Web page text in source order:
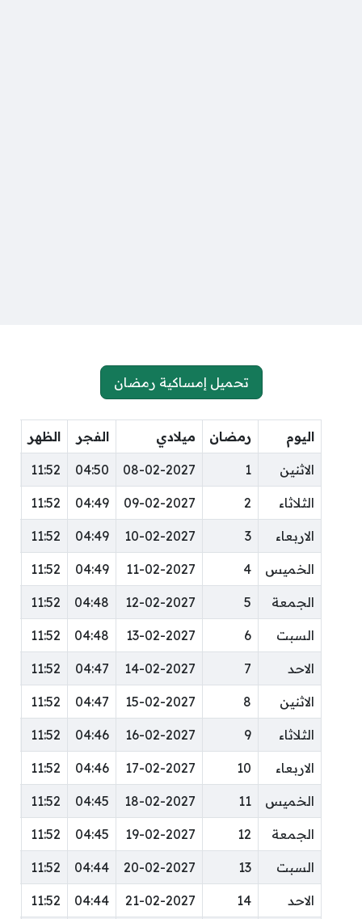
تحميل إمساكية رمضان
اليوم رمضان ميلادي الفجر الظهر
الاثنين 1
08-02-2027
04:50
11:52
الثلاثاء 2
09-02-2027
04:49
11:52
الاربعاء 3
10-02-2027
04:49
11:52
الخميس 4
11-02-2027
04:49
11:52
الجمعة 5
12-02-2027
04:48
11:52
السبت 6
13-02-2027
04:48
11:52
الاحد 7
14-02-2027
04:47
11:52
الاثنين 8
15-02-2027
04:47
11:52
الثلاثاء 9
16-02-2027
04:46
11:52
الاربعاء 10
17-02-2027
04:46
11:52
الخميس 11
18-02-2027
04:45
11:52
الجمعة 12
19-02-2027
04:45
11:52
السبت 13
20-02-2027
04:44
11:52
الاحد 14
21-02-2027
04:44
11:52